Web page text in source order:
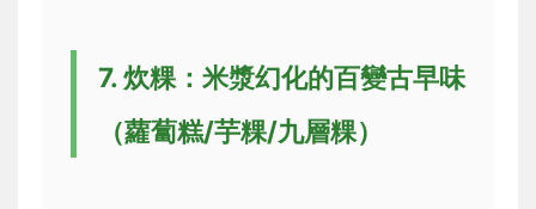
7. 炊粿：米漿幻化的百變古早味
（蘿蔔糕/芋粿/九層粿）